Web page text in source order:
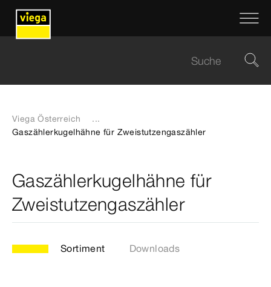
Viega Österreich
...
Gaszählerkugelhähne für Zweistutzengaszähler
Gaszählerkugelhähne für
Zweistutzengaszähler
Sortiment Downloads